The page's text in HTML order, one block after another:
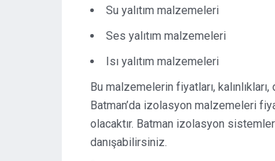
Su yalıtım malzemeleri
Ses yalıtım malzemeleri
Isı yalıtım malzemeleri
Bu malzemelerin fiyatları,
Batman’da izolasyon malzemeleri
olacaktır. Batman izolasyon
danışabilirsiniz.